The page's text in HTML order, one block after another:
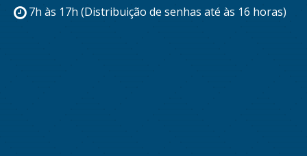
7h às 17h (Distribuição de senhas até às 16 horas)